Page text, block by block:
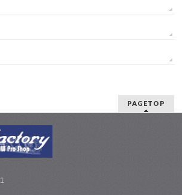
PAGETOP